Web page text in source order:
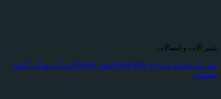
شیر آلات و اتصالات
شیر یک طرفه وزنه ای DIN 800 فشار PN16 شرکت نهرآب گستر
اشتهارد